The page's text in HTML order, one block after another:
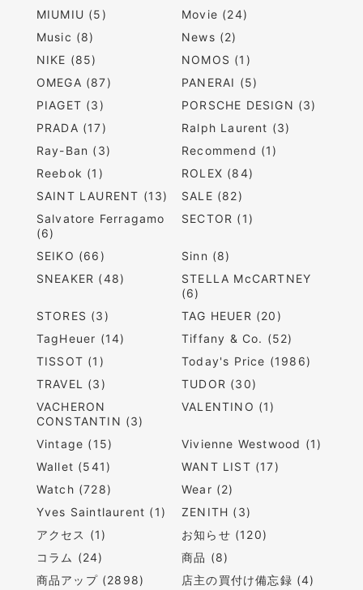
MIUMIU (5)
Movie (24)
Music (8)
News (2)
NIKE (85)
NOMOS (1)
OMEGA (87)
PANERAI (5)
PIAGET (3)
PORSCHE DESIGN (3)
PRADA (17)
Ralph Laurent (3)
Ray-Ban (3)
Recommend (1)
Reebok (1)
ROLEX (84)
SAINT LAURENT (13)
SALE (82)
Salvatore Ferragamo
(6)
SECTOR (1)
SEIKO (66)
Sinn (8)
SNEAKER (48)
STELLA McCARTNEY
(6)
STORES (3)
TAG HEUER (20)
TagHeuer (14)
Tiffany & Co. (52)
TISSOT (1)
Today's Price (1986)
TRAVEL (3)
TUDOR (30)
VACHERON
CONSTANTIN (3)
VALENTINO (1)
Vintage (15)
Vivienne Westwood (1)
Wallet (541)
WANT LIST (17)
Watch (728)
Wear (2)
Yves Saintlaurent (1)
ZENITH (3)
アクセス (1)
お知らせ (120)
コラム (24)
商品 (8)
商品アップ (2898)
店主の買付け備忘録 (4)